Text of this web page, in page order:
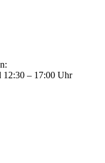
12:30 – 17:00 Uhr